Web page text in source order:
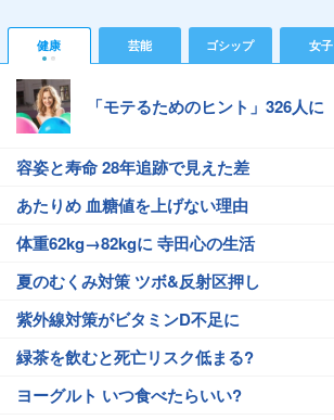
健康 芸能 ゴシップ 女子
「モテるためのヒント」326人に
容姿と寿命 28年追跡で見えた差
あたりめ 血糖値を上げない理由
体重62kg→82kgに 寺田心の生活
夏のむくみ対策 ツボ&反射区押し
紫外線対策がビタミンD不足に
緑茶を飲むと死亡リスク低まる?
ヨーグルト いつ食べたらいい?